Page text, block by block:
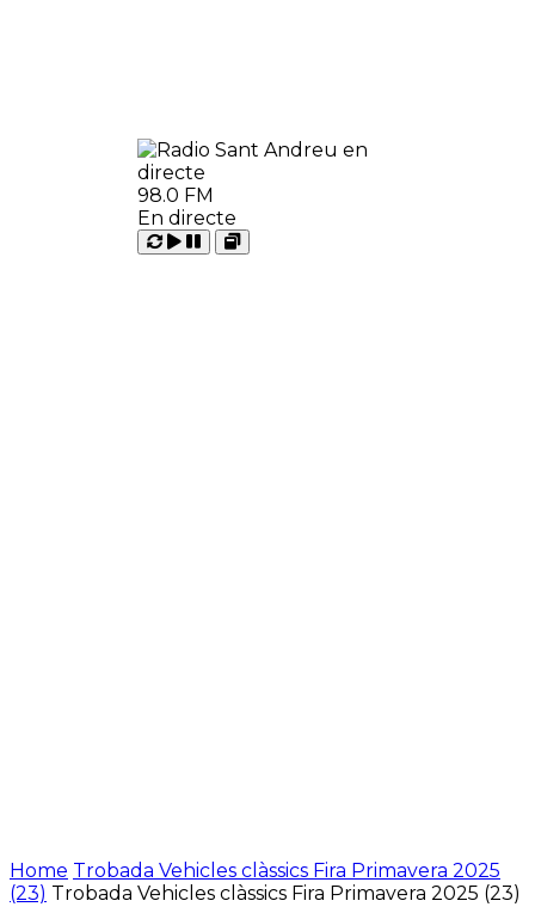
98.0 FM
En directe
Carregant
Reproduir
Pausar
Open
Home Trobada Vehicles clàssics Fira Primavera 2025
(23) Trobada Vehicles clàssics Fira Primavera 2025 (23)